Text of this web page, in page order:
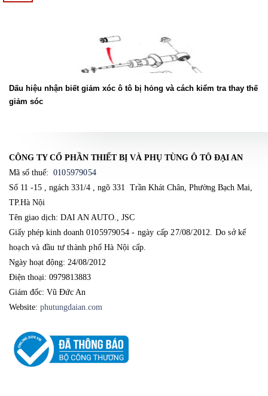
Dấu hiệu nhận biết giảm xóc ô tô bị hỏng và cách kiểm tra thay thế
giảm sóc
CÔNG TY CỔ PHẦN THIẾT BỊ VÀ PHỤ TÙNG Ô TÔ ĐẠI AN
Mã số thuế: 0105979054
Số 11 -15 , ngách 331/4 , ngõ 331 Trần Khát Chân, Phường Bạch Mai,
TP.Hà Nội
Tên giao dịch: DAI AN AUTO., JSC
Giấy phép kinh doanh 0105979054 - ngày cấp 27/08/2012. Do sở kế
hoạch và đầu tư thành phố Hà Nội cấp.
Ngày hoạt động: 24/08/2012
Điện thoại: 0979813883
Giám đốc: Vũ Đức An
Website: phutungdaian.com